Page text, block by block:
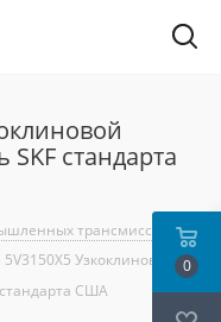
стандарта
трансмиссий
-
5V3150X5 Узкоклиновой
США
0